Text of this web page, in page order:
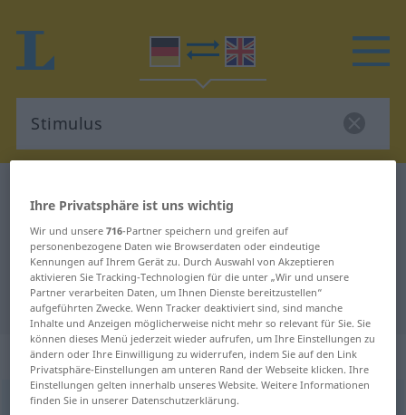
Deutsch-Englisch Übersetzung für
"Stimulus"
"Stimulus" Englisch Übersetzung
„Stimulus“: Maskulinum
Stimulus [ˈʃtiːmulʊs; ˈstiː-]m <Stimulus
Ihre Privatsphäre ist uns wichtig
Wir und unsere716-Partner speichern und greifen auf
personenbezogene Daten wie Browserdaten oder eindeutige
Kennungen auf Ihrem Gerät zu. Durch Auswahl von Akzeptieren
aktivieren Sie Tracking-Technologien für die unter „Wir und unsere
Partner verarbeiten Daten, um Ihnen Dienste bereitzustellen“
aufgeführten Zwecke. Wenn Tracker deaktiviert sind, sind manche
Inhalte und Anzeigen möglicherweise nicht mehr so relevant für Sie. Sie
können dieses Menü jederzeit wieder aufrufen, um Ihre Einstellungen zu
ändern oder Ihre Einwilligung zu widerrufen, indem Sie auf den Link
Privatsphäre-Einstellungen am unteren Rand der Webseite klicken. Ihre
Einstellungen gelten innerhalb unseres Website. Weitere Informationen
finden Sie in unserer Datenschutzerklärung.